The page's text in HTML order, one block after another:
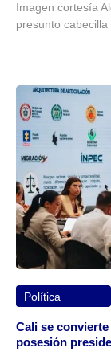
Imagen cortesía
presunto cabecilla
Política
Cali se
posesión